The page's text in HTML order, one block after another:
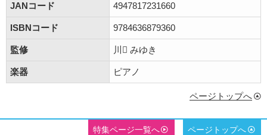
JANコード 4947817231660
ISBNコード 9784636879360
監修 川 みゆき
楽器 ピアノ
ページトップへ
特集ページ一覧へ ページトップへ